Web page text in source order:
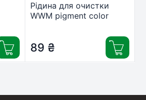
Рідина для очистки
WWM pigment color
89 ₴